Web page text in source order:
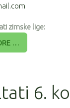
zimske lige:
…
6.